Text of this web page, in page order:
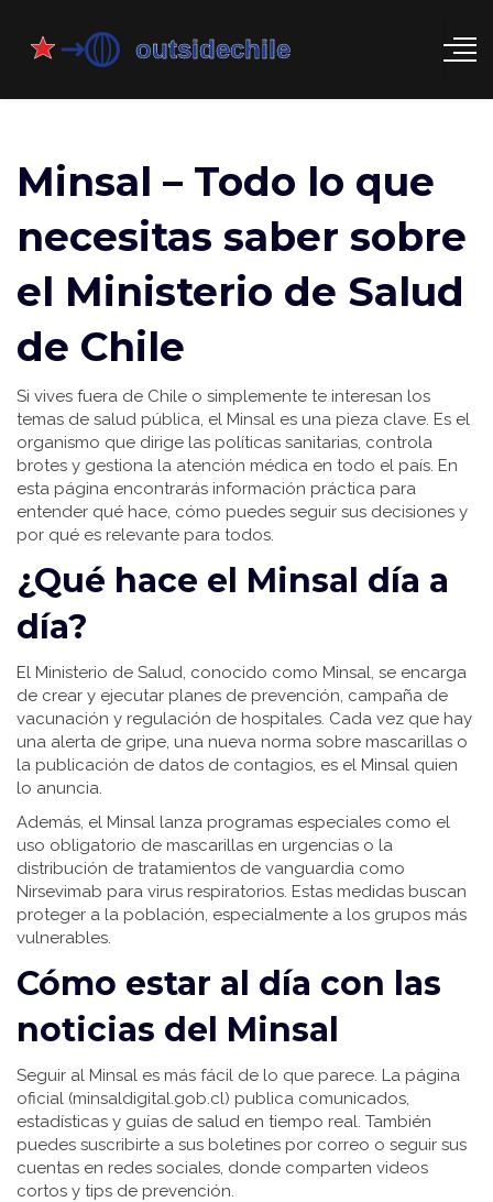
Minsal – Todo lo que
necesitas saber sobre
el Ministerio de Salud
de Chile
Si vives fuera de Chile o simplemente te interesan los
temas de salud pública, el Minsal es una pieza clave. Es el
organismo que dirige las políticas sanitarias, controla
brotes y gestiona la atención médica en todo el país. En
esta página encontrarás información práctica para
entender qué hace, cómo puedes seguir sus decisiones y
por qué es relevante para todos.
¿Qué hace el Minsal día a
día?
El Ministerio de Salud, conocido como Minsal, se encarga
de crear y ejecutar planes de prevención, campaña de
vacunación y regulación de hospitales. Cada vez que hay
una alerta de gripe, una nueva norma sobre mascarillas o
la publicación de datos de contagios, es el Minsal quien
lo anuncia.
Además, el Minsal lanza programas especiales como el
uso obligatorio de mascarillas en urgencias o la
distribución de tratamientos de vanguardia como
Nirsevimab para virus respiratorios. Estas medidas buscan
proteger a la población, especialmente a los grupos más
vulnerables.
Cómo estar al día con las
noticias del Minsal
Seguir al Minsal es más fácil de lo que parece. La página
oficial (minsaldigital.gob.cl) publica comunicados,
estadísticas y guías de salud en tiempo real. También
puedes suscribirte a sus boletines por correo o seguir sus
cuentas en redes sociales, donde comparten videos
cortos y tips de prevención.